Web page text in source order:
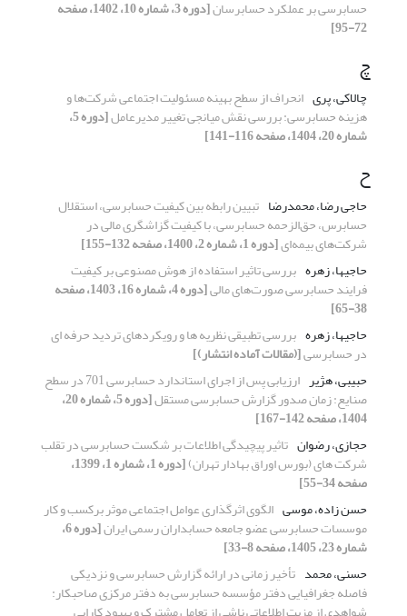
حسابرسی بر عملکرد حسابرسان [دوره 3، شماره 10، 1402، صفحه
72-95]
چ
چالاکی، پری انحراف از سطح بهینه مسئولیت اجتماعی شرکت‌ها و
هزینه حسابرسی: بررسی نقش میانجی تغییر مدیرعامل [دوره 5،
شماره 20، 1404، صفحه 116-141]
ح
حاجی رضا، محمدرضا تبیین رابطه بین کیفیت حسابرسی، استقلال
حسابرس، حق‌الزحمه حسابرسی، با کیفیت گزاشگری مالی در
شرکت‌های بیمه‌ای[دوره 1، شماره 2، 1400، صفحه 132-155]
حاجیها، زهره بررسی تاثیر استفاده از هوش مصنوعی بر کیفیت
فرایند حسابرسی صورت‌های مالی [دوره 4، شماره 16، 1403، صفحه
38-65]
حاجیها، زهره بررسی تطبیقی نظریه‏ ها و رویکردهای تردید حرفه‏ ای
در حسابرسی[(مقالات آماده انتشار)]
حبیبی، هژیر
ارزیابی پس از اجرای استاندارد حسابرسی 701 در سطح
صنایع: زمان صدور گزارش حسابرسی مستقل [دوره 5، شماره 20،
1404، صفحه 142-167]
حجازی، رضوان تاثیر پیچیدگی اطلاعات بر شکست حسابرسی در تقلب
شرکت های (بورس اوراق بهادار تهران) [دوره 1، شماره 1، 1399،
صفحه 34-55]
حسن زاده، موسی الگوی اثرگذاری عوامل اجتماعی موثر برکسب و کار
موسسات حسابرسی عضو جامعه حسابداران رسمی ایران [دوره 6،
شماره 23، 1405، صفحه 8-33]
حسنی، محمد تأخیر زمانی در ارائه گزارش حسابرسی و نزدیکی
فاصله جغرافیایی دفتر مؤسسه حسابرسی به دفتر مرکزی صاحبکار: